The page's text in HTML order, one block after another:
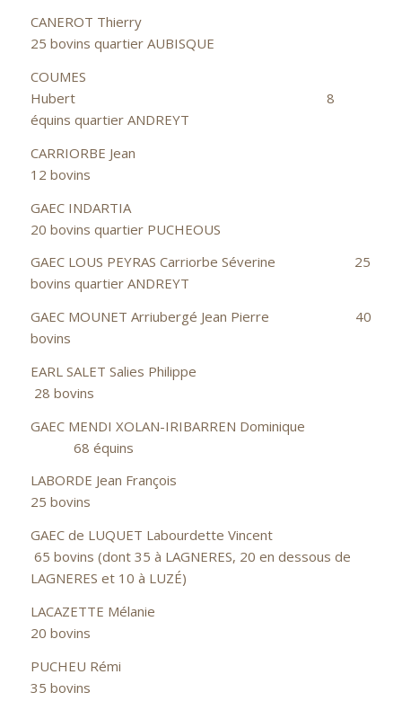
CANEROT Thierry
25 bovins quartier AUBISQUE
COUMES
Hubert 8
équins quartier ANDREYT
CARRIORBE Jean
12 bovins
GAEC INDARTIA
20 bovins quartier PUCHEOUS
GAEC LOUS PEYRAS Carriorbe Séverine 25
bovins quartier ANDREYT
GAEC MOUNET Arriubergé Jean Pierre 40
bovins
EARL SALET Salies Philippe
28 bovins
GAEC MENDI XOLAN-IRIBARREN Dominique
68 équins
LABORDE Jean François
25 bovins
GAEC de LUQUET Labourdette Vincent
65 bovins (dont 35 à LAGNERES, 20 en dessous de
LAGNERES et 10 à LUZÉ)
LACAZETTE Mélanie
20 bovins
PUCHEU Rémi
35 bovins